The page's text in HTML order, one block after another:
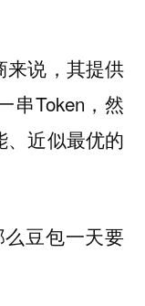
来说，其提供
串Token，然
、近似最优的
豆包一天要